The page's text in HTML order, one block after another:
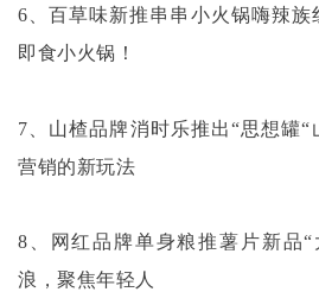
6、百草味新推串串小火锅嗨辣族
即食小火锅！
7、山楂品牌消时乐推出“思想罐
营销的新玩法
8、网红品牌单身粮推薯片新品
浪，聚焦年轻人